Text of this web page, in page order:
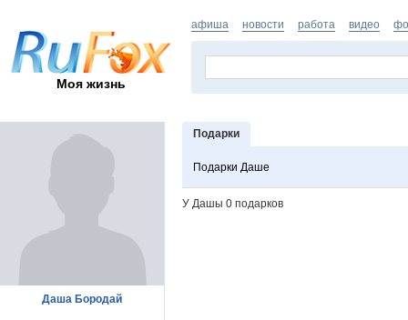
Моя жизнь
афиша новости работа видео
Подарки
Подарки Даше
У Дашы 0 подарков
Даша Бородай